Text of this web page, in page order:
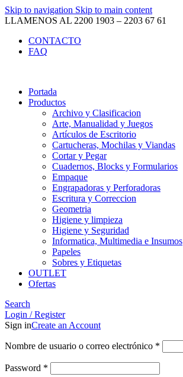
Skip to navigation Skip to main content
LLAMENOS AL 2200 1903 – 2203 67 61
CONTACTO
FAQ
Portada
Productos
Archivo y Clasificacion
Arte, Manualidad y Juegos
Artículos de Escritorio
Cartucheras, Mochilas y Viandas
Cortar y Pegar
Cuadernos, Blocks y Formularios
Empaque
Engrapadoras y Perforadoras
Escritura y Correccion
Geometria
Higiene y limpieza
Higiene y Seguridad
Informatica, Multimedia e Insumos
Papeles
Sobres y Etiquetas
OUTLET
Ofertas
Search
Login / Register
Sign inCreate an Account
Nombre de usuario o correo electrónico *
Password *